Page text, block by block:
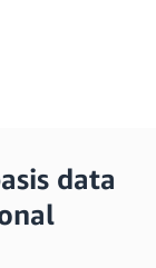
data